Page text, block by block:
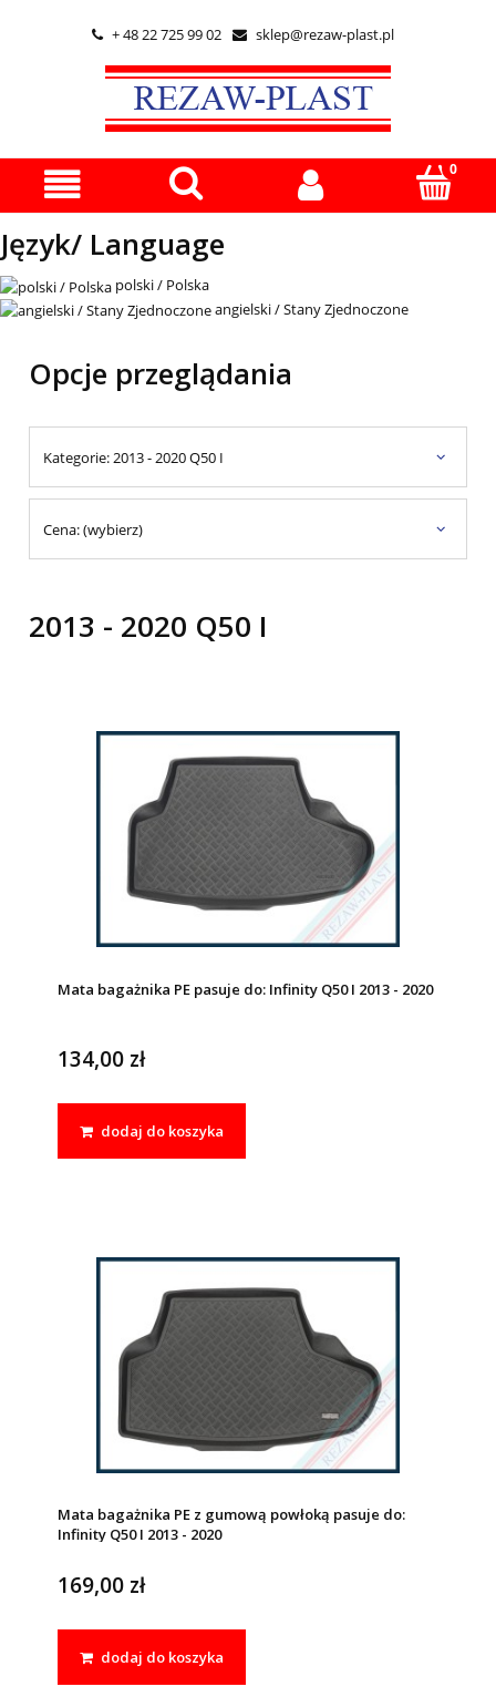
 + 48 22 725 99 02  sklep@rezaw-plast.pl
Język/ Language
polski / Polska
angielski / Stany Zjednoczone
Opcje przeglądania
Kategorie: 2013 - 2020 Q50 I
Cena: (wybierz)
2013 - 2020 Q50 I
Mata bagażnika PE pasuje do: Infinity Q50 I 2013 - 2020
134,00 zł
dodaj do koszyka
Mata bagażnika PE z gumową powłoką pasuje do:
Infinity Q50 I 2013 - 2020
169,00 zł
dodaj do koszyka